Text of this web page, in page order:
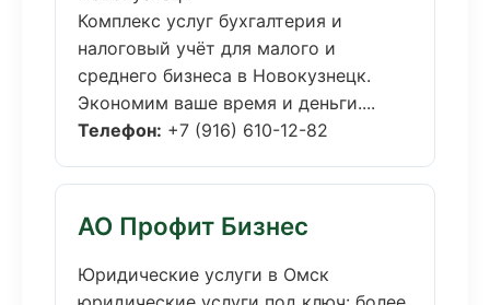
Комплекс услуг бухгалтерия и
налоговый учёт для малого и
среднего бизнеса в Новокузнецк.
Экономим ваше время и деньги....
Телефон: +7 (916) 610-12-82
АО Профит Бизнес
Юридические услуги в Омск